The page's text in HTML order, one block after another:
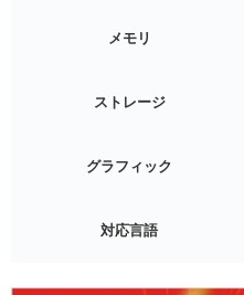
メモリ
ストレージ
グラフィック
対応言語